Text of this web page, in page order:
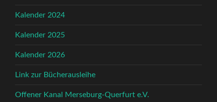
Kalender 2024
Kalender 2025
Kalender 2026
Link zur Bücherausleihe
Offener Kanal Merseburg-Querfurt e.V.